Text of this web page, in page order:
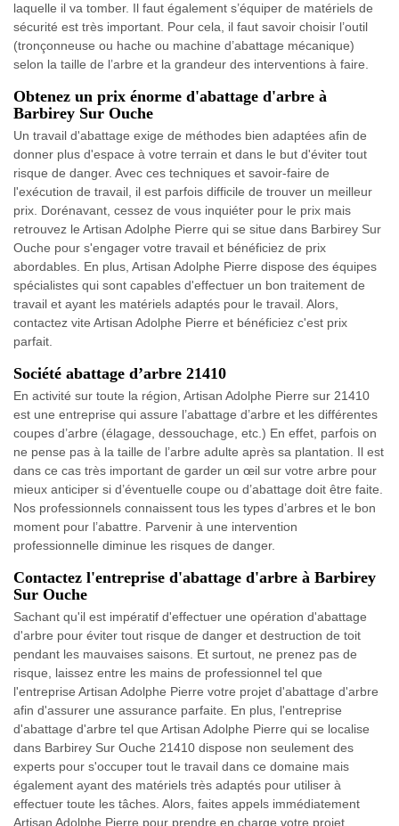
laquelle il va tomber. Il faut également s’équiper de matériels de
sécurité est très important. Pour cela, il faut savoir choisir l’outil
(tronçonneuse ou hache ou machine d’abattage mécanique)
selon la taille de l’arbre et la grandeur des interventions à faire.
Obtenez un prix énorme d'abattage d'arbre à
Barbirey Sur Ouche
Un travail d'abattage exige de méthodes bien adaptées afin de
donner plus d'espace à votre terrain et dans le but d'éviter tout
risque de danger. Avec ces techniques et savoir-faire de
l'exécution de travail, il est parfois difficile de trouver un meilleur
prix. Dorénavant, cessez de vous inquiéter pour le prix mais
retrouvez le Artisan Adolphe Pierre qui se situe dans Barbirey Sur
Ouche pour s'engager votre travail et bénéficiez de prix
abordables. En plus, Artisan Adolphe Pierre dispose des équipes
spécialistes qui sont capables d'effectuer un bon traitement de
travail et ayant les matériels adaptés pour le travail. Alors,
contactez vite Artisan Adolphe Pierre et bénéficiez c'est prix
parfait.
Société abattage d’arbre 21410
En activité sur toute la région, Artisan Adolphe Pierre sur 21410
est une entreprise qui assure l’abattage d’arbre et les différentes
coupes d’arbre (élagage, dessouchage, etc.) En effet, parfois on
ne pense pas à la taille de l’arbre adulte après sa plantation. Il est
dans ce cas très important de garder un œil sur votre arbre pour
mieux anticiper si d’éventuelle coupe ou d’abattage doit être faite.
Nos professionnels connaissent tous les types d’arbres et le bon
moment pour l’abattre. Parvenir à une intervention
professionnelle diminue les risques de danger.
Contactez l'entreprise d'abattage d'arbre à Barbirey
Sur Ouche
Sachant qu'il est impératif d'effectuer une opération d'abattage
d'arbre pour éviter tout risque de danger et destruction de toit
pendant les mauvaises saisons. Et surtout, ne prenez pas de
risque, laissez entre les mains de professionnel tel que
l'entreprise Artisan Adolphe Pierre votre projet d'abattage d'arbre
afin d'assurer une assurance parfaite. En plus, l'entreprise
d'abattage d'arbre tel que Artisan Adolphe Pierre qui se localise
dans Barbirey Sur Ouche 21410 dispose non seulement des
experts pour s'occuper tout le travail dans ce domaine mais
également ayant des matériels très adaptés pour utiliser à
effectuer toute les tâches. Alors, faites appels immédiatement
Artisan Adolphe Pierre pour prendre en charge votre projet